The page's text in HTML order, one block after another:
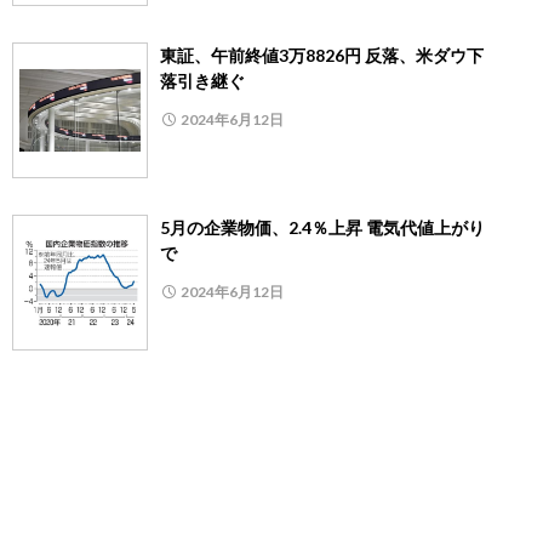
東証、午前終値3万8826円 反落、米ダウ下
落引き継ぐ
2024年6月12日
5月の企業物価、2.4％上昇 電気代値上がり
で
2024年6月12日